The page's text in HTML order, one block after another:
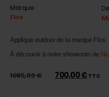
Marque :
Flos
Applique outdoor de la marque
À découvrir à notre showroom de
1085,00€ 700,00€ TTC